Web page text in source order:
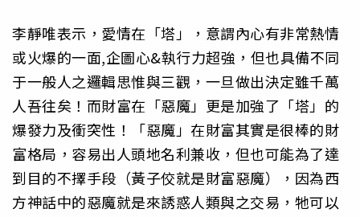
李靜唯表示，愛情在「塔」，意謂內心有非常熱情
或火爆的一面,企圖心&執行力超強，但也具備不同
于一般人之邏輯思惟與三觀，一旦做出決定雖千萬
人吾往矣！而財富在「惡魔」更是加強了「塔」的
爆發力及衝突性！「惡魔」在財富其實是很棒的財
富格局，容易出人頭地名利兼收，但也可能為了達
到目的不擇手段（黃子佼就是財富惡魔），因為西
方神話中的惡魔就是來誘惑人類與之交易，牠可以